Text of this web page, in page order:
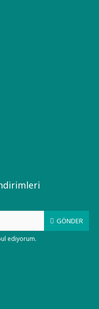
GÖNDER
ediyorum.